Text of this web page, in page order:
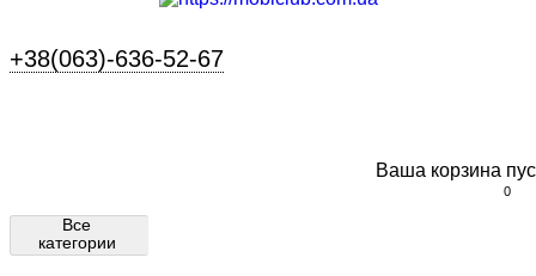
+38(063)-636-52-67
0
Ваша корзина
Все
категории